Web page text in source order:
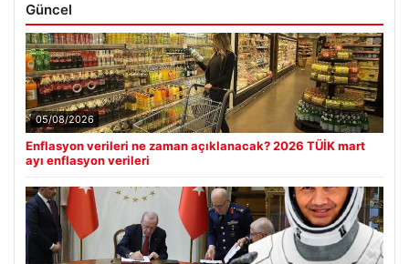
Güncel
05/08/2026
Enflasyon verileri ne zaman açıklanacak? 2026 TÜİK mart
ayı enflasyon verileri